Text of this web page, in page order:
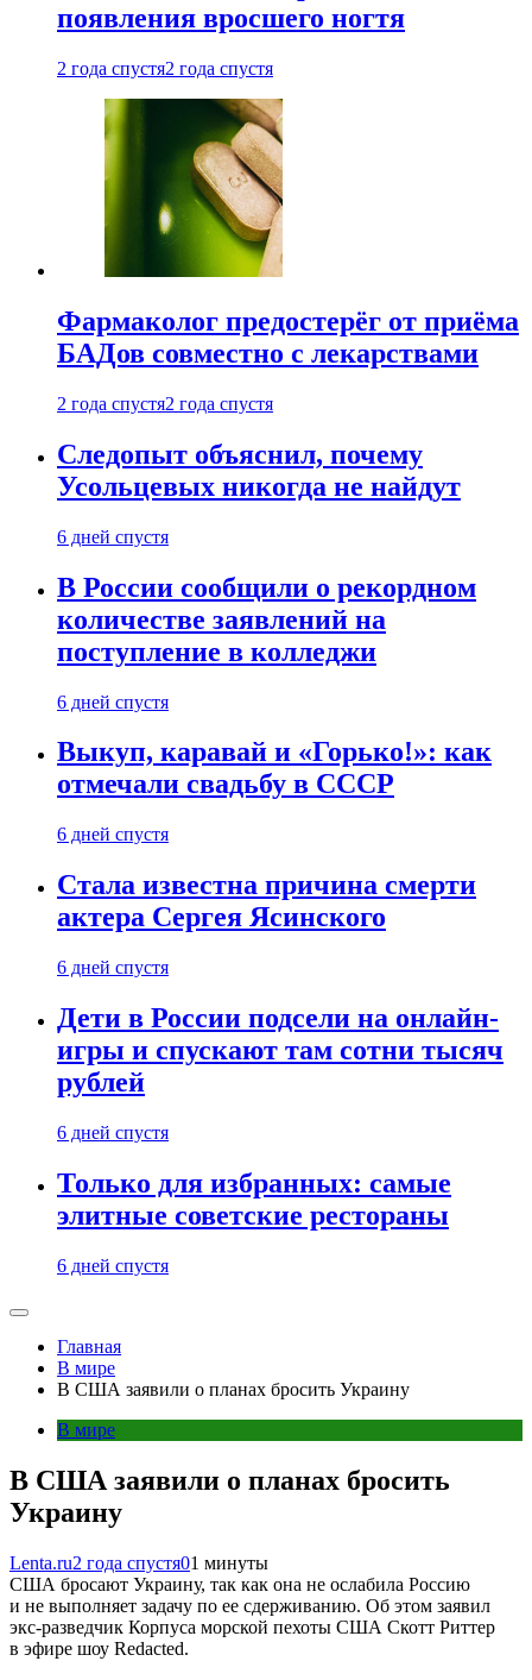
появления вросшего ногтя
2 года спустя2 года спустя
Фармаколог предостерёг от приёма
БАДов совместно с лекарствами
2 года спустя2 года спустя
Следопыт объяснил, почему
Усольцевых никогда не найдут
6 дней спустя
В России сообщили о рекордном
количестве заявлений на
поступление в колледжи
6 дней спустя
Выкуп, каравай и «Горько!»: как
отмечали свадьбу в СССР
6 дней спустя
Стала известна причина смерти
актера Сергея Ясинского
6 дней спустя
Дети в России подсели на онлайн-
игры и спускают там сотни тысяч
рублей
6 дней спустя
Только для избранных: самые
элитные советские рестораны
6 дней спустя
Главная
В мире
В США заявили о планах бросить Украину
В мире
В США заявили о планах бросить
Украину
Lenta.ru2 года спустя01 минуты
США бросают Украину, так как она не ослабила Россию
и не выполняет задачу по ее сдерживанию. Об этом заявил
экс-разведчик Корпуса морской пехоты США Скотт Риттер
в эфире шоу Redacted.